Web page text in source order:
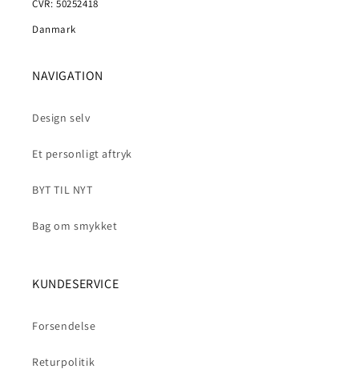
CVR: 50252418
Danmark
NAVIGATION
Design selv
Et personligt aftryk
BYT TIL NYT
Bag om smykket
KUNDESERVICE
Forsendelse
Returpolitik